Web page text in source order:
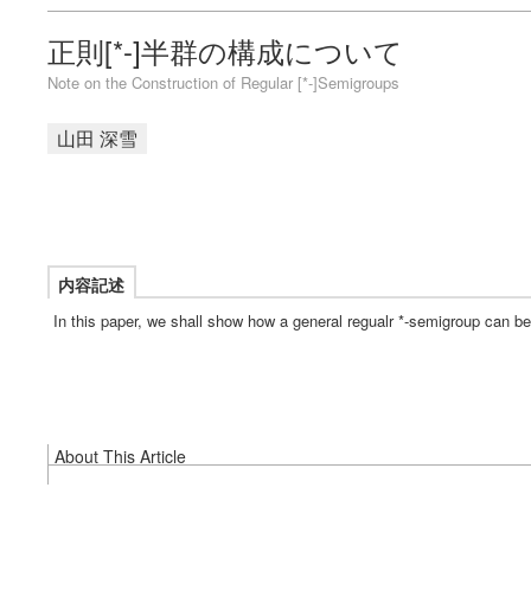
正則[*-]半群の構成について
Note on the Construction of Regular [*-]Semigroups
山田 深雪
内容記述
In this paper, we shall show how a general regualr *-semigroup can
About This Article